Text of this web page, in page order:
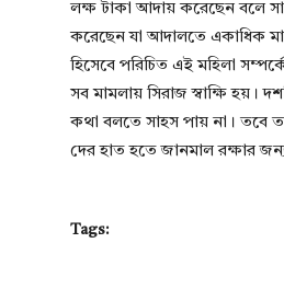
লক্ষ টাকা আদায় করেছেন বলে
করেছেন যা আদালতে একাধিক
হিসেবে পরিচিত এই মহিলা
সব মামলায় সিরাজ স্বাক্ষি হয়।
কথা বলতে সাহস পায় না। তবে
দের হাত হতে জানমাল রক্ষার
Tags: